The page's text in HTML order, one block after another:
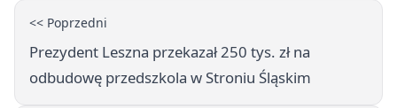
<< Poprzedni
Prezydent Leszna przekazał 250 tys. zł na
odbudowę przedszkola w Stroniu Śląskim